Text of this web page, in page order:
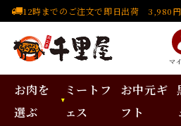
12時までのご注文で即日出荷 3,980
マ
お肉を
選ぶ
ミートフ
ェス
お中元ギ
フト